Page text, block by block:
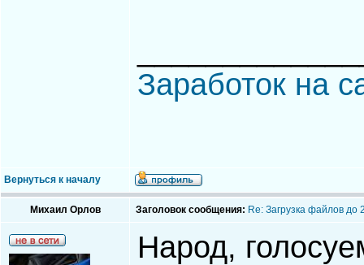
Заработок на
Вернуться к началу
Михаил Орлов Заголовок сообщения: Re: Загрузка файлов до
Народ,